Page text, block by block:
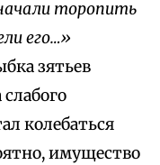
торопить
его…»
зятьев
колебаться
имущество